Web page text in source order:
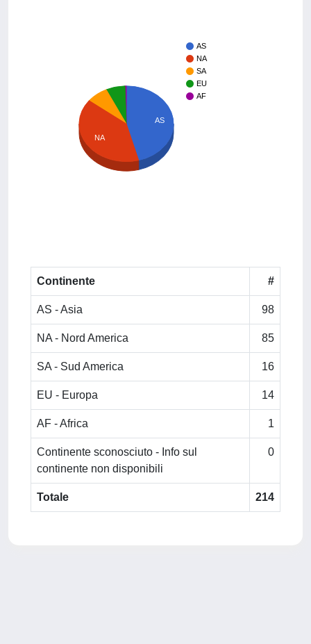
AS
NA
SA
EU
AF
AS
NA
Continente #
AS - Asia 98
NA - Nord America 85
SA - Sud America 16
EU - Europa 14
AF - Africa 1
Continente sconosciuto - Info sul
continente non disponibili
0
Totale 214